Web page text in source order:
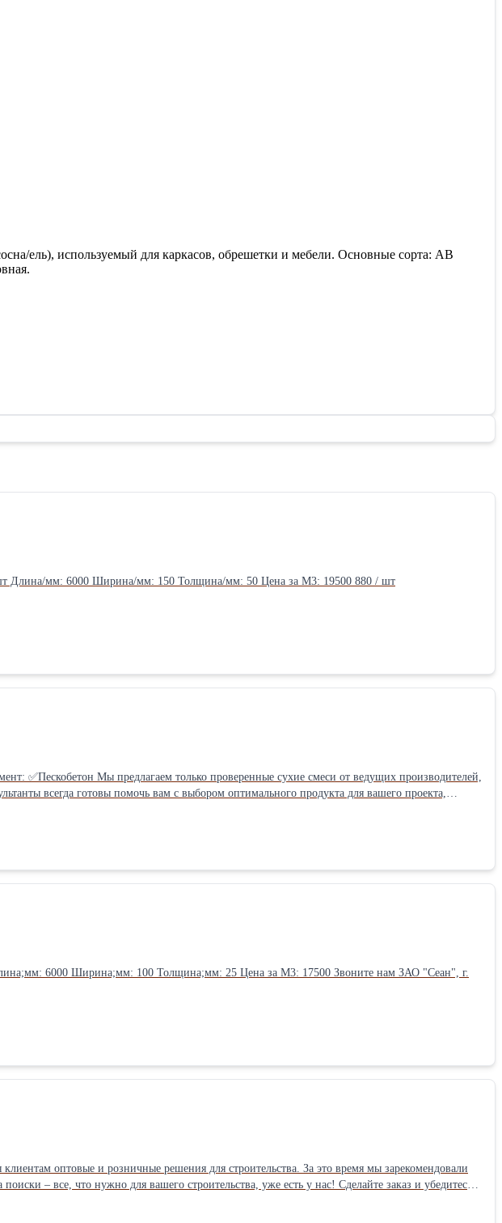
ель), используемый для каркасов, обрешетки и мебели. Основные сорта: АВ
Класс/сорт: 1 Порода дерева: сосна Влажность: 30% Единица измерения: шт Длина/мм: 6000 Ширина/мм: 150 Толщина/мм: 50 Цена за М3: 19500 880 / шт
всегда готовы помочь вам с выбором оптимального продукта для вашего проекта,
100 Толщина;мм: 25 Цена за М3: 17500 Звоните нам ЗАО "Сеан", г.
оптовые и розничные решения для строительства. За это время мы зарекомендовали